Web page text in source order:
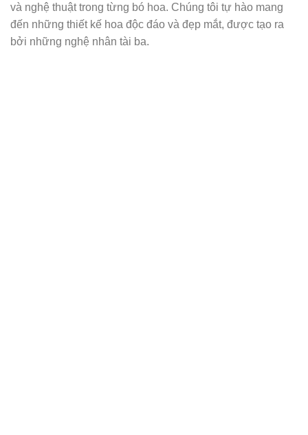
và nghệ thuật trong từng bó hoa. Chúng tôi tự hào mang
đến những thiết kế hoa độc đáo và đẹp mắt, được tạo ra
bởi những nghệ nhân tài ba.